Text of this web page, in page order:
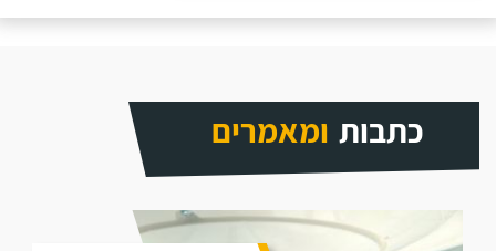
כתבות ומאמרים